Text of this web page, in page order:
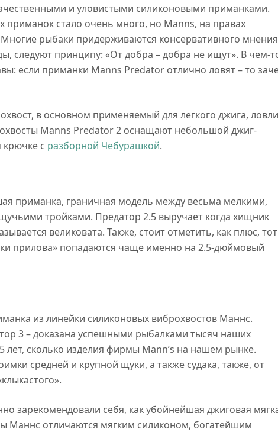
и уловистыми силиконовыми приманками.
приманок стало очень много, но Manns, на правах
рыбаки придерживаются консервативного
следуют принципу: «От добра – добра не ищут». В чем-
если приманки Manns Predator отлично ловят – то
в основном применяемый для легкого джига, ловли
Manns Predator 2 оснащают небольшой джиг-
с разборной Чебурашкой.
приманка, граничная модель между весьма мелкими,
тройками. Предатор 2.5 выручает когда хищник
великовата. Также, стоит отметить, как плюс, тот
прилова» попадаются чаще именно на 2.5-дюймовый
из линейки силиконовых виброхвостов Маннс.
3 – доказана успешными рыбалками тысяч наших
сколько изделия фирмы Mann’s на нашем рынке.
средней и крупной щуки, а также судака, также, от
зарекомендовали себя, как убойнейшая джиговая
Маннс отличаются мягким силиконом, богатейшим